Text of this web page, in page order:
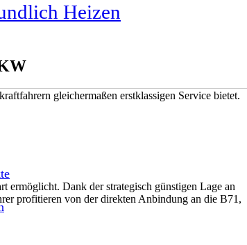
Heizen
gleichermaßen erstklassigen Service bietet.
ermöglicht. Dank der strategisch günstigen Lage an
profitieren von der direkten Anbindung an die B71,